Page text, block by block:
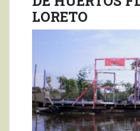
LORETO